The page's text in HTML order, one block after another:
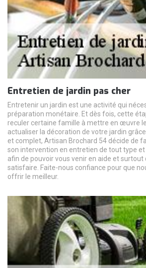
Entretien de jardin pas cher
Entretenir un jardin est une activité qui
préparation monétaire. Et dès fois, cette
reculer certaine famille à mettre en œuvre
actualiser la décoration de votre jardin
et complet, Artisan Brochard 54 décide de
son intervention en entretien de tout type
afin de pouvoir vous venir en aide et surtout
satisfaire. Faite-nous confiance pour que
offrir le meilleur.